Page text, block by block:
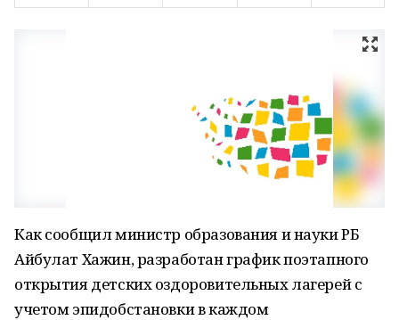
Как сообщил министр образования и науки РБ
Айбулат Хажин, разработан график поэтапного
открытия детских оздоровительных лагерей с
учетом эпидобстановки в каждом